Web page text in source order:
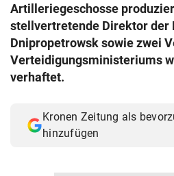
Artilleriegeschosse
stellvertretende Direktor der
Dnipropetrowsk sowie zwei
Verteidigungsministeriums
verhaftet.
Kronen Zeitung als
hinzufügen